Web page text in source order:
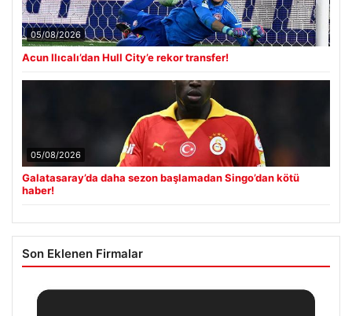
05/08/2026
Acun Ilıcalı’dan Hull City’e rekor transfer!
05/08/2026
Galatasaray’da daha sezon başlamadan Singo’dan kötü
haber!
Son Eklenen Firmalar